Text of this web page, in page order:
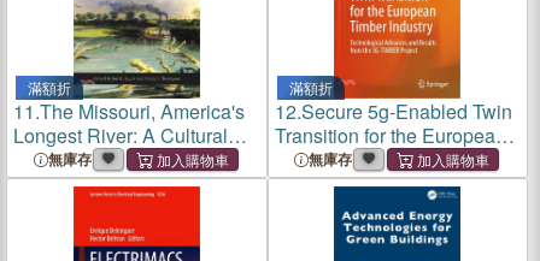
滿額折
11.The Missouri, America's
Longest River: A Cultural
and Environmental History
無庫存
滿額折
12.Secure 5g-Enabled Twin
Transition for the European
Timber Industry:
Technological Advances
and Results from the 5g-
Timber Project
無庫存